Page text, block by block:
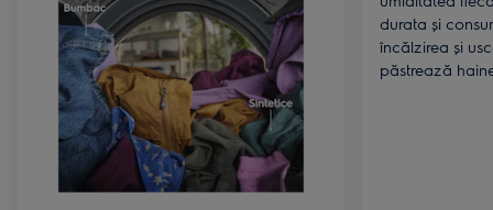
durata și
încălzirea și
păstrează